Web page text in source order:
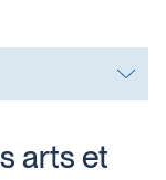
arts et